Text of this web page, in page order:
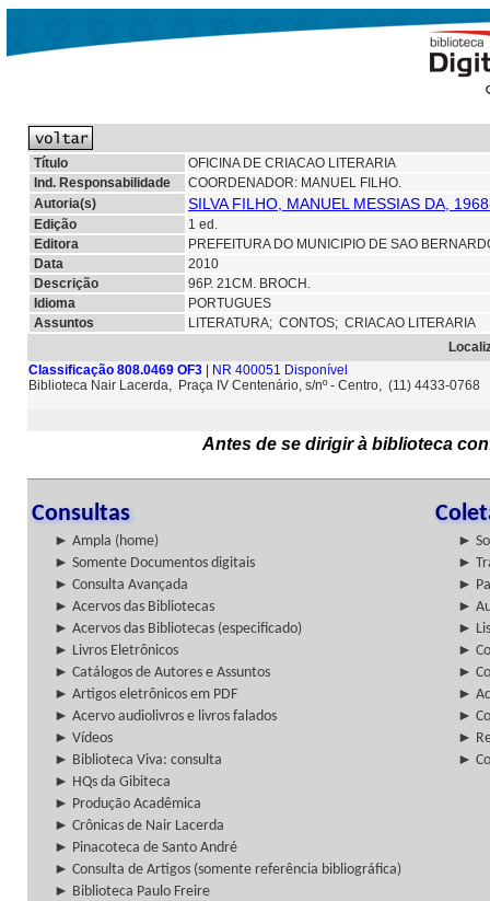
Título
OFICINA DE CRIACAO LITERARIA
Ind. Responsabilidade
COORDENADOR: MANUEL FILHO.
Autoria(s)
SILVA FILHO, MANUEL MESSIAS DA,
Edição
1 ed.
Editora
PREFEITURA DO MUNICIPIO DE SAO
Data
2010
Descrição
96P. 21CM. BROCH.
Idioma
PORTUGUES
Assuntos
LITERATURA; CONTOS; CRIACAO LITERARIA
Classificação 808.0469 OF3 | NR 400051 Disponível
Biblioteca Nair Lacerda, Praça IV Centenário, s/nº - Centro, (11) 4433-0768
Antes de se dirigir à biblioteca
Consultas
► Ampla (home)
►
► Somente Documentos digitais
►
► Consulta Avançada
►
► Acervos das Bibliotecas
►
► Acervos das Bibliotecas (especificado)
►
► Livros Eletrônicos
►
► Catálogos de Autores e Assuntos
►
► Artigos eletrônicos em PDF
►
► Acervo audiolivros e livros falados
►
► Vídeos
►
► Biblioteca Viva: consulta
►
► HQs da Gibiteca
► Produção Acadêmica
► Crônicas de Nair Lacerda
► Pinacoteca de Santo André
► Consulta de Artigos (somente referência bibliográfica)
► Biblioteca Paulo Freire